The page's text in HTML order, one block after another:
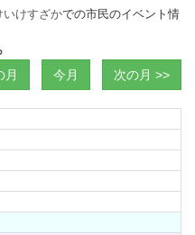
いけすざかでの市民のイベント情
月 今月 次の月 >>